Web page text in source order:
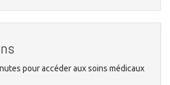
pour accéder aux soins médicaux